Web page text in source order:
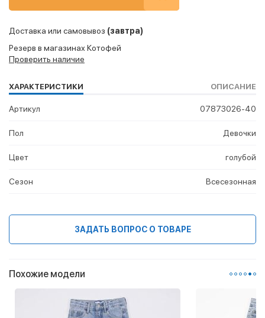
Доставка или самовывоз (завтра)
Резерв в магазинах Котофей
Проверить наличие
ХАРАКТЕРИСТИКИ ОПИСАНИЕ
Артикул 07873026-40
Пол Девочки
Цвет голубой
Сезон Всесезонная
ЗАДАТЬ ВОПРОС О ТОВАРЕ
Похожие модели